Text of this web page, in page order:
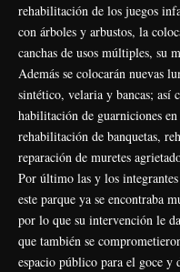
rehabilitación de los juegos
con árboles y arbustos, la
canchas de usos múltiples, su
Además se colocarán nuevas
sintético, velaria y bancas; así
habilitación de guarniciones
rehabilitación de banquetas,
reparación de muretes
Por último las y los
este parque ya se encontraba
por lo que su intervención le
que también se
espacio público para el goce y